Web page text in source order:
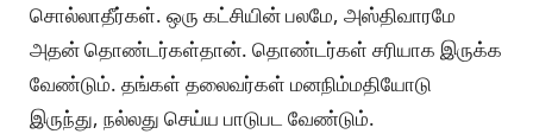
சொல்லாதீர்கள். ஒரு கட்சியின் பலமே, அஸ்திவாரமே
அதன் தொண்டர்கள்தான். தொண்டர்கள் சரியாக இருக்க
வேண்டும். தங்கள் தலைவர்கள் மனநிம்மதியோடு
இருந்து, நல்லது செய்ய பாடுபட வேண்டும்.